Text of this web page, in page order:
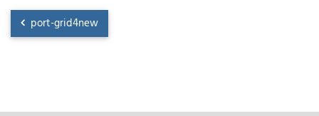
port-grid4new